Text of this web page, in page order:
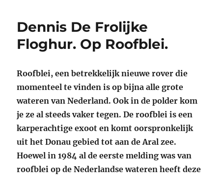
Dennis De Frolijke
Floghur. Op Roofblei.
Roofblei, een betrekkelijk nieuwe rover die
momenteel te vinden is op bijna alle grote
wateren van Nederland. Ook in de polder kom
je ze al steeds vaker tegen. De roofblei is een
karperachtige exoot en komt oorspronkelijk
uit het Donau gebied tot aan de Aral zee.
Hoewel in 1984 al de eerste melding was van
roofblei op de Nederlandse wateren heeft deze